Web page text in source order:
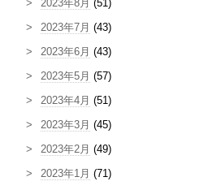
2023年8月 (51)
2023年7月 (43)
2023年6月 (43)
2023年5月 (57)
2023年4月 (51)
2023年3月 (45)
2023年2月 (49)
2023年1月 (71)